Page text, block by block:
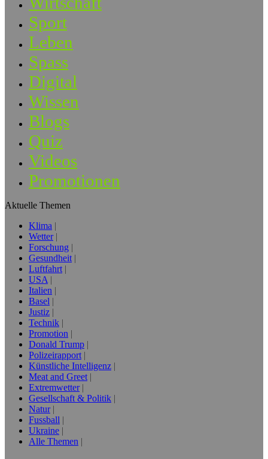
Sport
Leben
Spass
Digital
Wissen
Blogs
Quiz
Videos
Promotionen
Aktuelle Themen
Klima
Wetter
Forschung
Gesundheit
Luftfahrt
USA
Italien
Basel
Justiz
Technik
Promotion
Donald Trump
Polizeirapport
Künstliche Intelligenz
Meat and Greet
Extremwetter
Gesellschaft & Politik
Natur
Fussball
Ukraine
Alle Themen